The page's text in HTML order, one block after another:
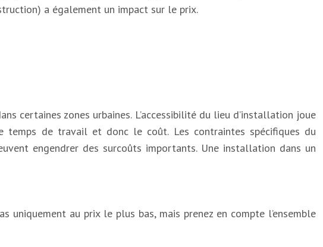
a également un impact sur le prix.
certaines zones urbaines. L’accessibilité du lieu d’installation joue
temps de travail et donc le coût. Les contraintes spécifiques du
engendrer des surcoûts importants. Une installation dans un
au prix le plus bas, mais prenez en compte l’ensemble